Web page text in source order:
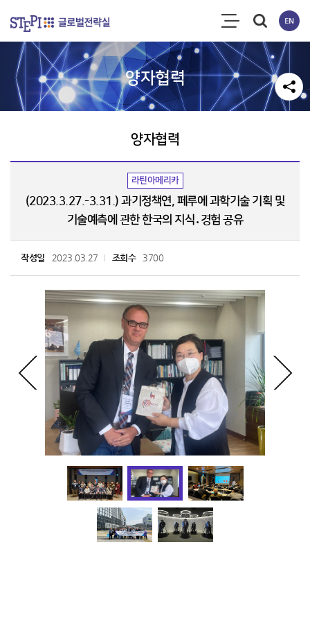
양자협력
양자협력
라틴아메리카
(2023.3.27.-3.31.) 과기정책연, 페루에 과학기술 기획 및
기술예측에 관한 한국의 지식․경험 공유
작성일 2023.03.27 조회수 3700